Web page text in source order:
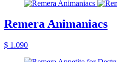
Remera Animaniacs
$ 1.090